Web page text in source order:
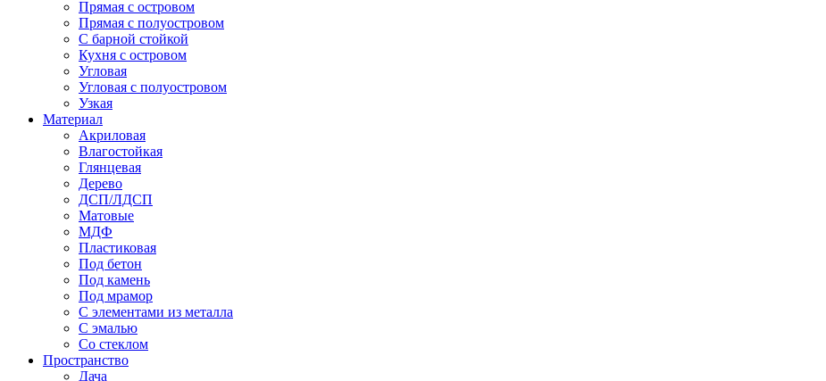
Прямая с островом
Прямая с полуостровом
С барной стойкой
Кухня с островом
Угловая
Угловая с полуостровом
Узкая
Материал
Акриловая
Влагостойкая
Глянцевая
Дерево
ДСП/ЛДСП
Матовые
МДФ
Пластиковая
Под бетон
Под камень
Под мрамор
С элементами из металла
С эмалью
Со стеклом
Пространство
Дача